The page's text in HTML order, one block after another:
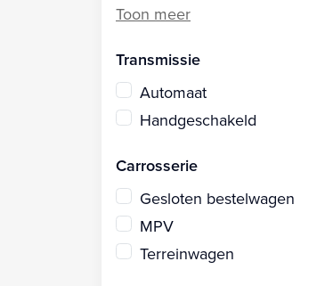
Transmissie
Automaat
Handgeschakeld
Carrosserie
Gesloten bestelwagen
MPV
Terreinwagen